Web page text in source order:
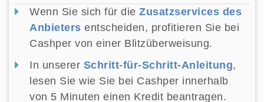
Wenn Sie sich für die Zusatzservices des
Anbieters entscheiden, profitieren Sie bei
Cashper von einer Blitzüberweisung.
In unserer Schritt-für-Schritt-Anleitung,
lesen Sie wie Sie bei Cashper innerhalb
von 5 Minuten einen Kredit beantragen.